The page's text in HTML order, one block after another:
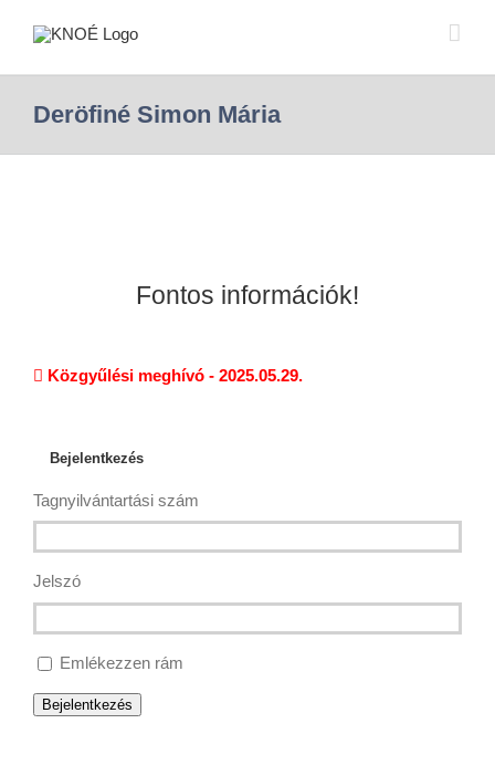
Deröfiné Simon Mária
Fontos információk!
Közgyűlési meghívó - 2025.05.29.
Bejelentkezés
Tagnyilvántartási szám
Jelszó
Emlékezzen rám
Bejelentkezés